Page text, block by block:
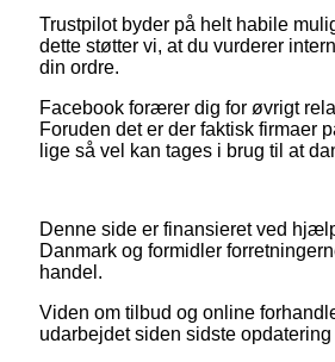
Trustpilot byder på helt habile
dette støtter vi, at du vurderer
din ordre.
Facebook forærer dig for øvrigt
Foruden det er der faktisk firmaer
lige så vel kan tages i brug til at
Denne side er finansieret ved
Danmark og formidler
handel.
Viden om tilbud og online
udarbejdet siden sidste